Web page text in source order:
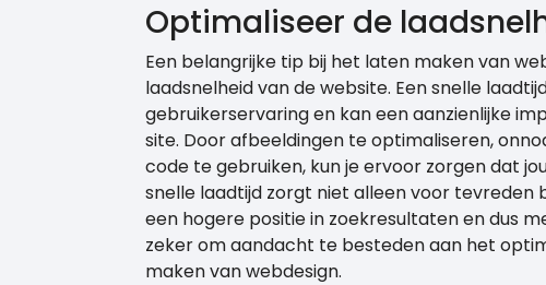
Optimaliseer de
Een belangrijke tip bij het laten maken van
laadsnelheid van de website. Een snelle
gebruikerservaring en kan een aanzienlijke
site. Door afbeeldingen te optimaliseren,
code te gebruiken, kun je ervoor zorgen dat
snelle laadtijd zorgt niet alleen voor tevreden
een hogere positie in zoekresultaten en dus
zeker om aandacht te besteden aan het
maken van webdesign.